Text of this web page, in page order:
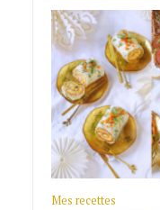
Mes recettes